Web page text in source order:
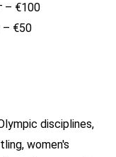
– €100
– €50
disciplines,
women's